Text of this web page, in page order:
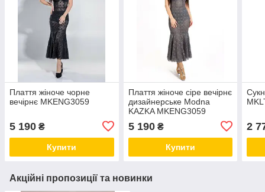
Плаття жіноче чорне
вечірнє MKENG3059
5 190 ₴
Купити
Плаття жіноче сіре вечірнє
дизайнерське Modna
KAZKA MKENG3059
5 190₴
Купити
2
Акційні пропозиції та новинки